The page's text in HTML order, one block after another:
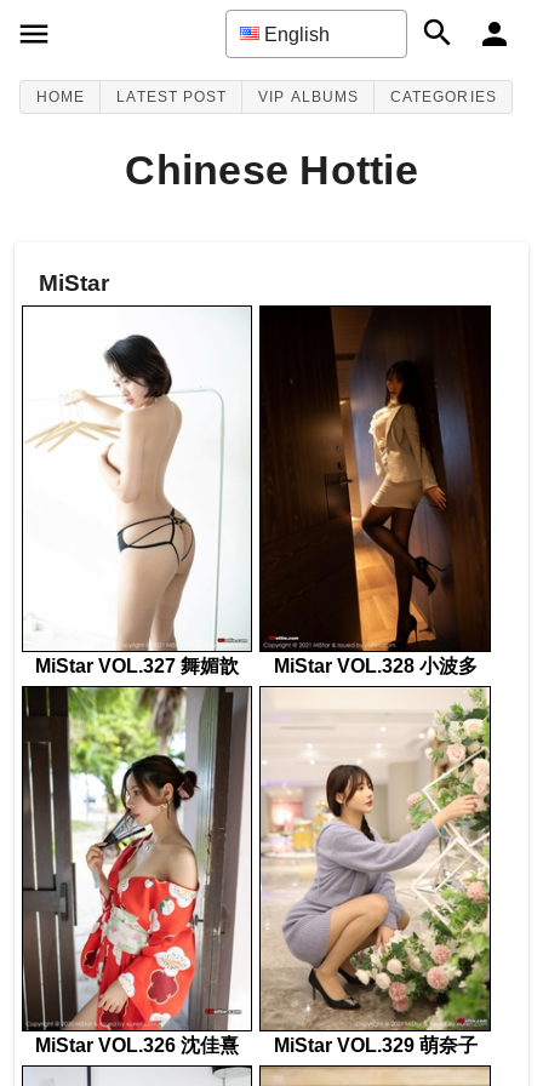
English
HOME LATEST POST VIP ALBUMS CATEGORIES
Chinese Hottie
MiStar
MiStar VOL.327 舞媚歆 MiStar VOL.328 小波多
MiStar VOL.326 沈佳熹 MiStar VOL.329 萌奈子